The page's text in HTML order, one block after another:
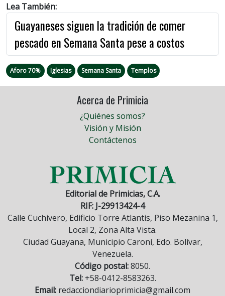
Lea También:
Guayaneses siguen la tradición de comer
pescado en Semana Santa pese a costos
Aforo 70% Iglesias Semana Santa Templos
Acerca de Primicia
¿Quiénes somos?
Visión y Misión
Contáctenos
Editorial de Primicias, C.A.
RIF: J-29913424-4
Calle Cuchivero, Edificio Torre Atlantis, Piso Mezanina 1,
Local 2, Zona Alta Vista.
Ciudad Guayana, Municipio Caroní, Edo. Bolívar,
Venezuela.
Código postal:8050.
Tel:+58-0412-8583263.
Email: redacciondiarioprimicia@gmail.com